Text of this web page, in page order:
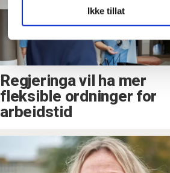
Ikke tillat
Regjeringa vil ha mer
fleksible ordninger for
arbeidstid